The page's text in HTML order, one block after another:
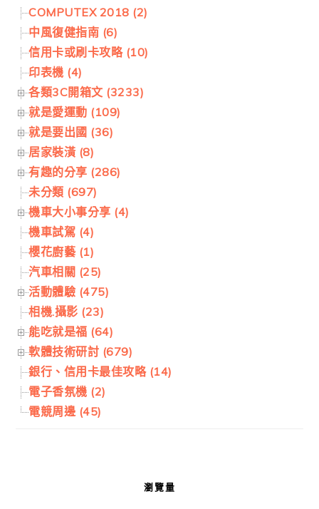
COMPUTEX 2018 (2)
中風復健指南 (6)
信用卡或刷卡攻略 (10)
印表機 (4)
各類3C開箱文 (3233)
就是愛運動 (109)
就是要出國 (36)
居家裝潢 (8)
有趣的分享 (286)
未分類 (697)
機車大小事分享 (4)
機車試駕 (4)
櫻花廚藝 (1)
汽車相關 (25)
活動體驗 (475)
相機.攝影 (23)
能吃就是福 (64)
軟體技術研討 (679)
銀行、信用卡最佳攻略 (14)
電子香氛機 (2)
電競周邊 (45)
瀏覽量